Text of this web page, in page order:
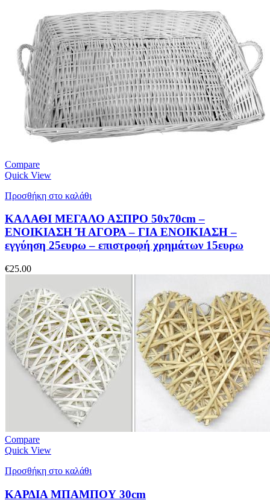
Compare
Quick View
Προσθήκη στο καλάθι
ΚΑΛΑΘΙ ΜΕΓΑΛΟ ΑΣΠΡΟ 50x70cm –
ΕΝΟΙΚΙΑΣΗ Ή ΑΓΟΡΑ – ΓΙΑ ΕΝΟΙΚΙΑΣΗ –
εγγύηση 25ευρω – επιστροφή χρημάτων 15ευρω
€25.00
Compare
Quick View
Προσθήκη στο καλάθι
ΚΑΡΔΙΑ ΜΠΑΜΠΟΥ 30cm